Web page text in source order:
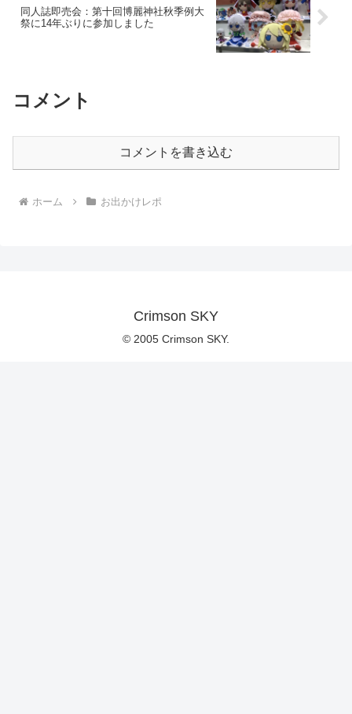
同人誌即売会：第十回博麗神社秋季例大
祭に14年ぶりに参加しました
コメント
コメントを書き込む
ホーム お出かけレポ
Crimson SKY
© 2005 Crimson SKY.